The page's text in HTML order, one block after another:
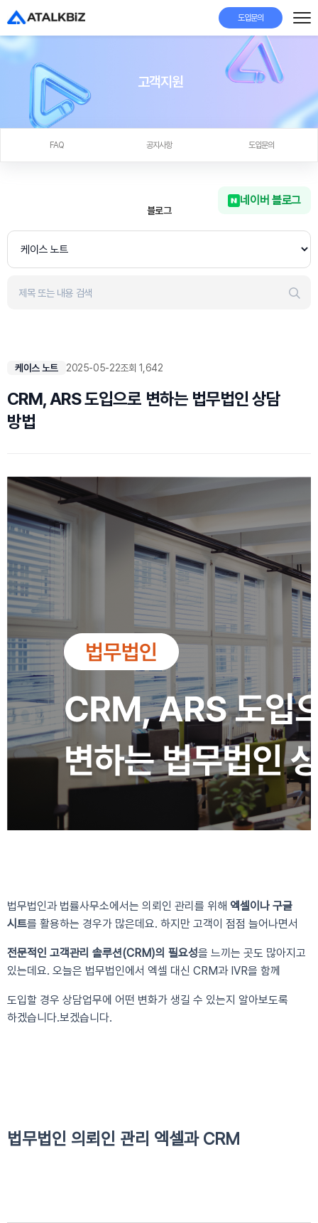
도입문의
고객지원
FAQ 공지사항 도입문의
블로그
네이버 블로그
케이스 노트 2025-05-22조회 1,642
CRM, ARS 도입으로 변하는 법무법인 상담
방법
법무법인과 법률사무소에서는 의뢰인 관리를 위해 엑셀이나 구글
시트를 활용하는 경우가 많은데요. 하지만 고객이 점점 늘어나면서
전문적인 고객관리 솔루션(CRM)의 필요성을 느끼는 곳도 많아지고
있는데요. 오늘은 법무법인에서 엑셀 대신 CRM과 IVR을 함께
도입할 경우 상담업무에 어떤 변화가 생길 수 있는지 알아보도록
하겠습니다.보겠습니다.
법무법인 의뢰인 관리 엑셀과 CRM